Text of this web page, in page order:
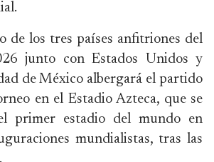
de los tres países anfitriones del
junto con Estados Unidos y
de México albergará el partido
en el Estadio Azteca, que se
primer estadio del mundo en
mundialistas, tras las